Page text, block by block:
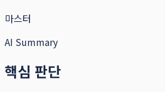
마스터
AI Summary
핵심 판단